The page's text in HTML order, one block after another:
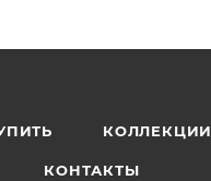
КОЛЛЕКЦИИ
КОНТАКТЫ